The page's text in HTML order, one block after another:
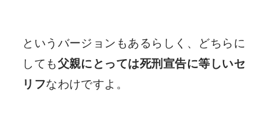
というバージョンもあるらしく、どちらに
しても父親にとっては死刑宣告に等しいセ
リフなわけですよ。